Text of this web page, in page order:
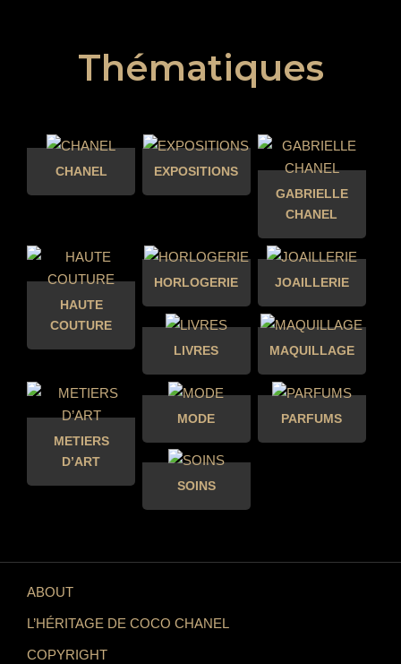
Thématiques
CHANEL
EXPOSITIONS
GABRIELLE
CHANEL
HAUTE
COUTURE
HORLOGERIE JOAILLERIE
LIVRES MAQUILLAGE
METIERS
D’ART
MODE PARFUMS
SOINS
ABOUT
L’HÉRITAGE DE COCO CHANEL
COPYRIGHT